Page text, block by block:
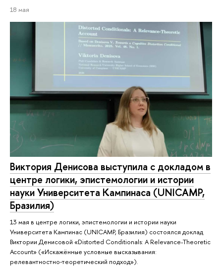
18 мая
Виктория Денисова выступила с докладом в
центре логики, эпистемологии и истории
науки Университета Кампинаса (UNICAMP,
Бразилия)
13 мая в центре логики, эпистемологии и истории науки
Университета Кампинас (UNICAMP, Бразилия) состоялся доклад
Виктории Денисовой «Distorted Conditionals: A Relevance-Theoretic
Account» («Искажённые условные высказывания:
релевантностно‑теоретический подход»).